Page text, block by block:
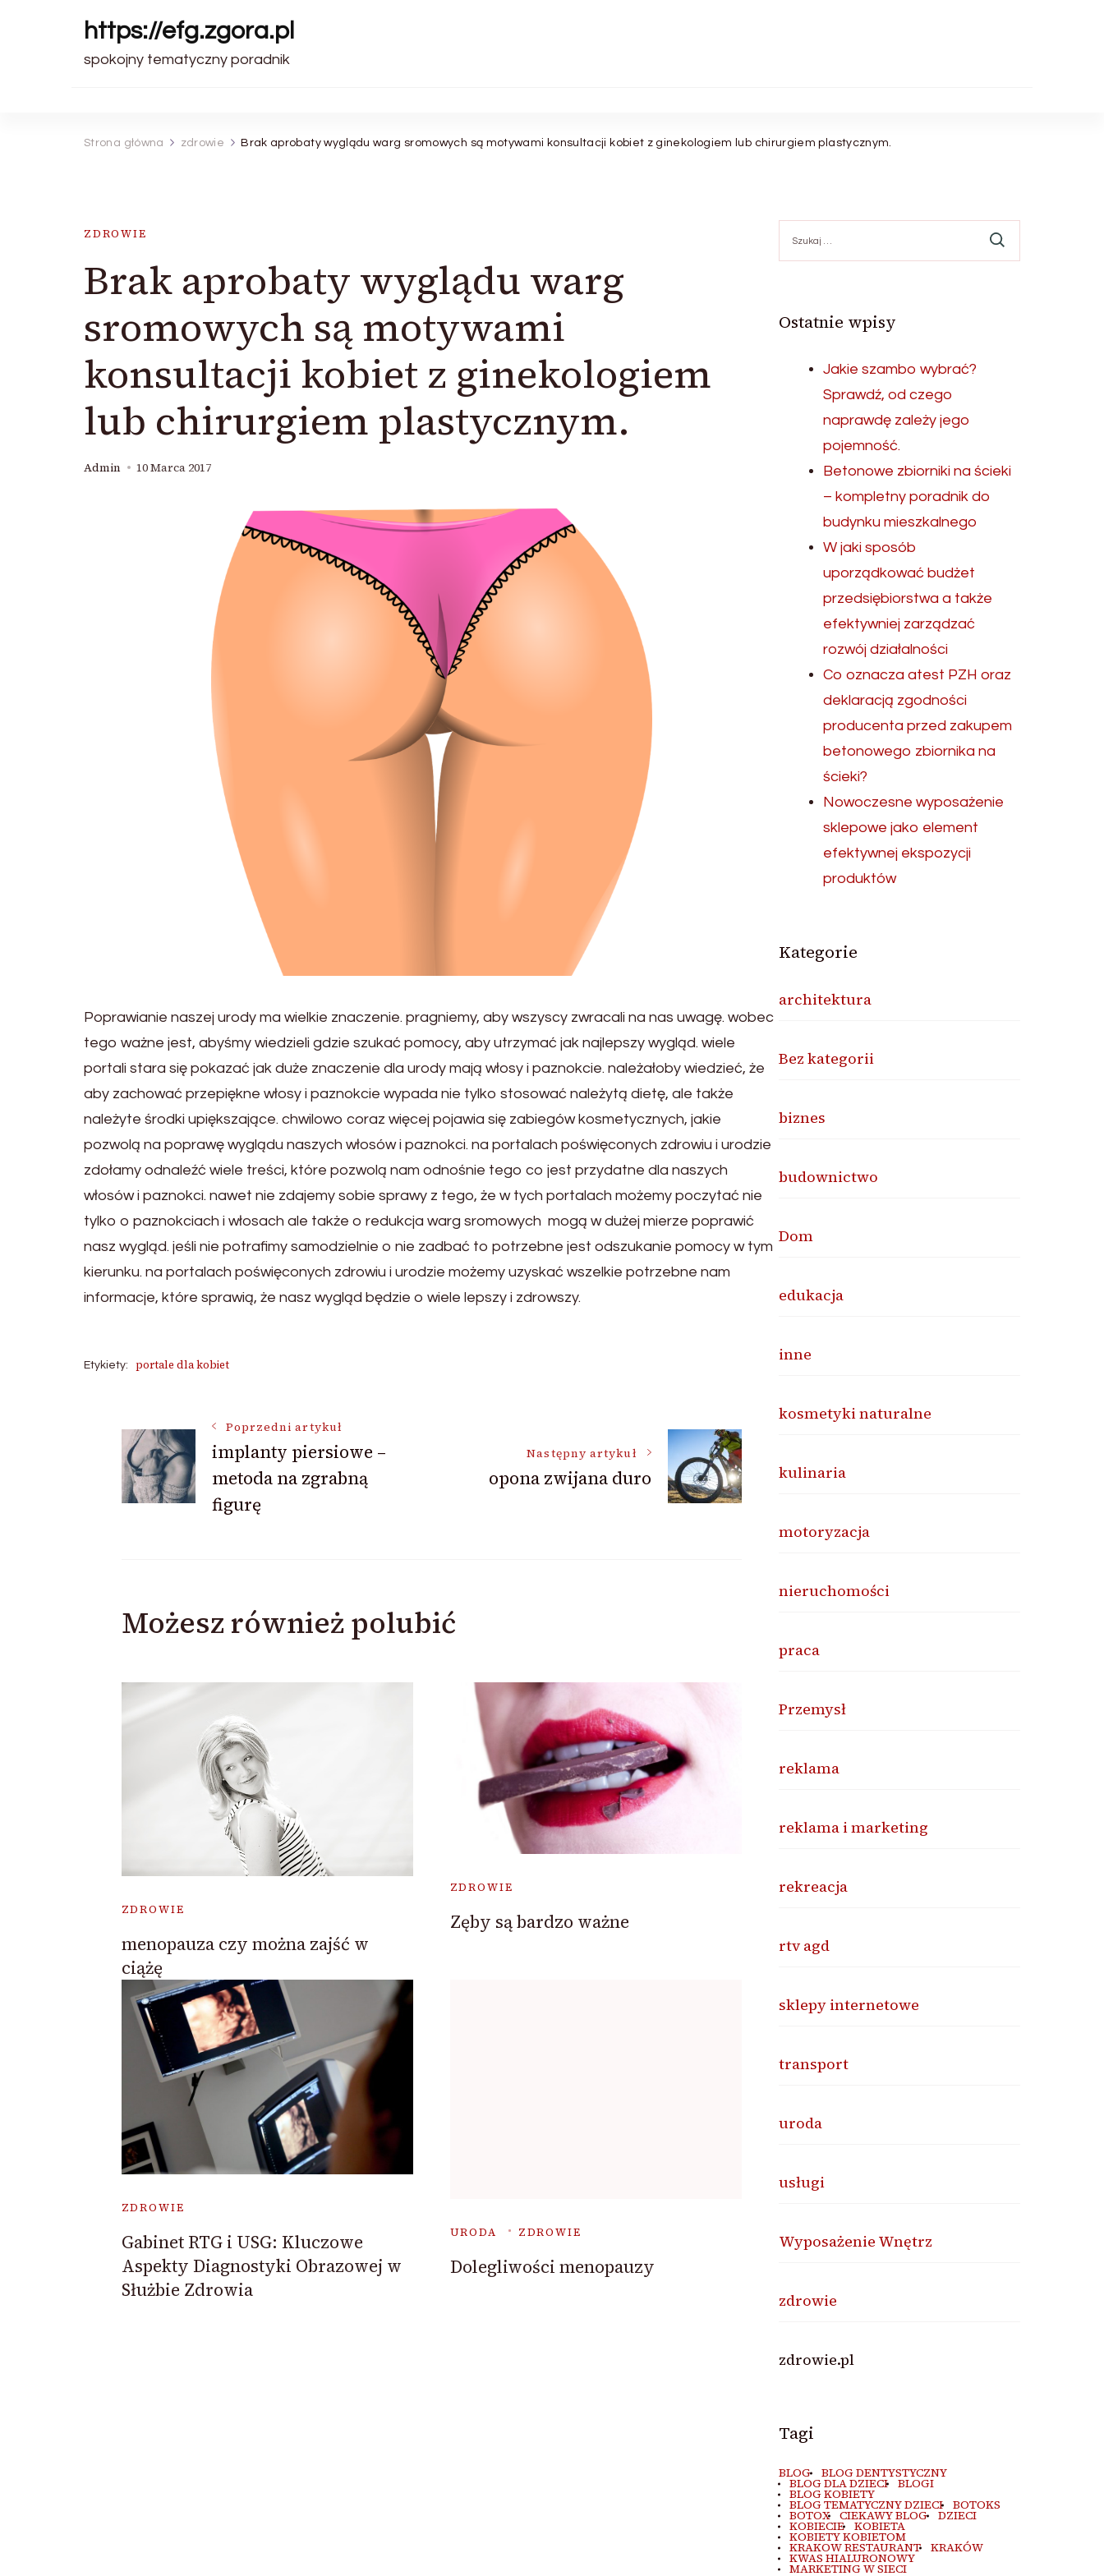
https://efg.zgora.pl
spokojny tematyczny poradnik
Strona główna zdrowie Brak aprobaty wyglądu warg sromowych są motywami konsultacji kobiet z ginekologiem lub chirurgiem plastycznym.
ZDROWIE
Brak aprobaty wyglądu warg
sromowych są motywami
konsultacji kobiet z ginekologiem
lub chirurgiem plastycznym.
Admin 10 Marca 2017
Poprawianie naszej urody ma wielkie znaczenie. pragniemy, aby wszyscy zwracali na nas uwagę. wobec
tego ważne jest, abyśmy wiedzieli gdzie szukać pomocy, aby utrzymać jak najlepszy wygląd. wiele
portali stara się pokazać jak duże znaczenie dla urody mają włosy i paznokcie. należałoby wiedzieć, że
aby zachować przepiękne włosy i paznokcie wypada nie tylko stosować należytą dietę, ale także
należyte środki upiększające. chwilowo coraz więcej pojawia się zabiegów kosmetycznych, jakie
pozwolą na poprawę wyglądu naszych włosów i paznokci. na portalach poświęconych zdrowiu i urodzie
zdołamy odnaleźć wiele treści, które pozwolą nam odnośnie tego co jest przydatne dla naszych
włosów i paznokci. nawet nie zdajemy sobie sprawy z tego, że w tych portalach możemy poczytać nie
tylko o paznokciach i włosach ale także o redukcja warg sromowych mogą w dużej mierze poprawić
nasz wygląd. jeśli nie potrafimy samodzielnie o nie zadbać to potrzebne jest odszukanie pomocy w tym
kierunku. na portalach poświęconych zdrowiu i urodzie możemy uzyskać wszelkie potrzebne nam
informacje, które sprawią, że nasz wygląd będzie o wiele lepszy i zdrowszy.
Etykiety: portale dla kobiet
Nawigacja
wpisu
Poprzedni artykuł
implanty piersiowe –
metoda na zgrabną
figurę
Następny artykuł
opona zwijana duro
Możesz również polubić
ZDROWIE
menopauza czy można zajść w
ciążę
ZDROWIE
Zęby są bardzo ważne
ZDROWIE
Gabinet RTG i USG: Kluczowe
Aspekty Diagnostyki Obrazowej w
Służbie Zdrowia
URODA ZDROWIE
Dolegliwości menopauzy
Ostatnie wpisy
Jakie szambo wybrać?
Sprawdź, od czego
naprawdę zależy jego
pojemność.
Betonowe zbiorniki na ścieki
– kompletny poradnik do
budynku mieszkalnego
W jaki sposób
uporządkować budżet
przedsiębiorstwa a także
efektywniej zarządzać
rozwój działalności
Co oznacza atest PZH oraz
deklaracją zgodności
producenta przed zakupem
betonowego zbiornika na
ścieki?
Nowoczesne wyposażenie
sklepowe jako element
efektywnej ekspozycji
produktów
Kategorie
architektura
Bez kategorii
biznes
budownictwo
Dom
edukacja
inne
kosmetyki naturalne
kulinaria
motoryzacja
nieruchomości
praca
Przemysł
reklama
reklama i marketing
rekreacja
rtv agd
sklepy internetowe
transport
uroda
usługi
Wyposażenie Wnętrz
zdrowie
zdrowie.pl
Tagi
BLOG BLOG DENTYSTYCZNY
BLOG DLA DZIECI BLOGI
BLOG KOBIETY
BLOG TEMATYCZNY DZIECI BOTOKS
BOTOX CIEKAWY BLOG DZIECI
KOBIECIE KOBIETA
KOBIETY KOBIETOM
KRAKOW RESTAURANT KRAKÓW
KWAS HIALURONOWY
MARKETING W SIECI